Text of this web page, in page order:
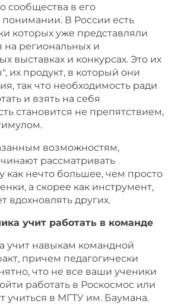
сообщества в его
В России есть
которых уже представляли
на региональных и
выставках и конкурсах. Это их
их продукт, в который они
так что необходимость ради
и взять на себя
становится не препятствием,
возможностям,
рассматривать
как нечто большее, чем просто
а скорее как инструмент,
вдохновлять других.
учит работать в команде
учит навыкам командной
причем педагогически
что не все ваши ученики
работать в Роскосмос или
учиться в МГТУ им. Баумана.